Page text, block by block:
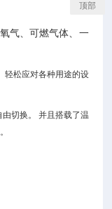
气、可燃气体、一
轻松应对各种用途的设
切换。 并且搭载了温
顶部